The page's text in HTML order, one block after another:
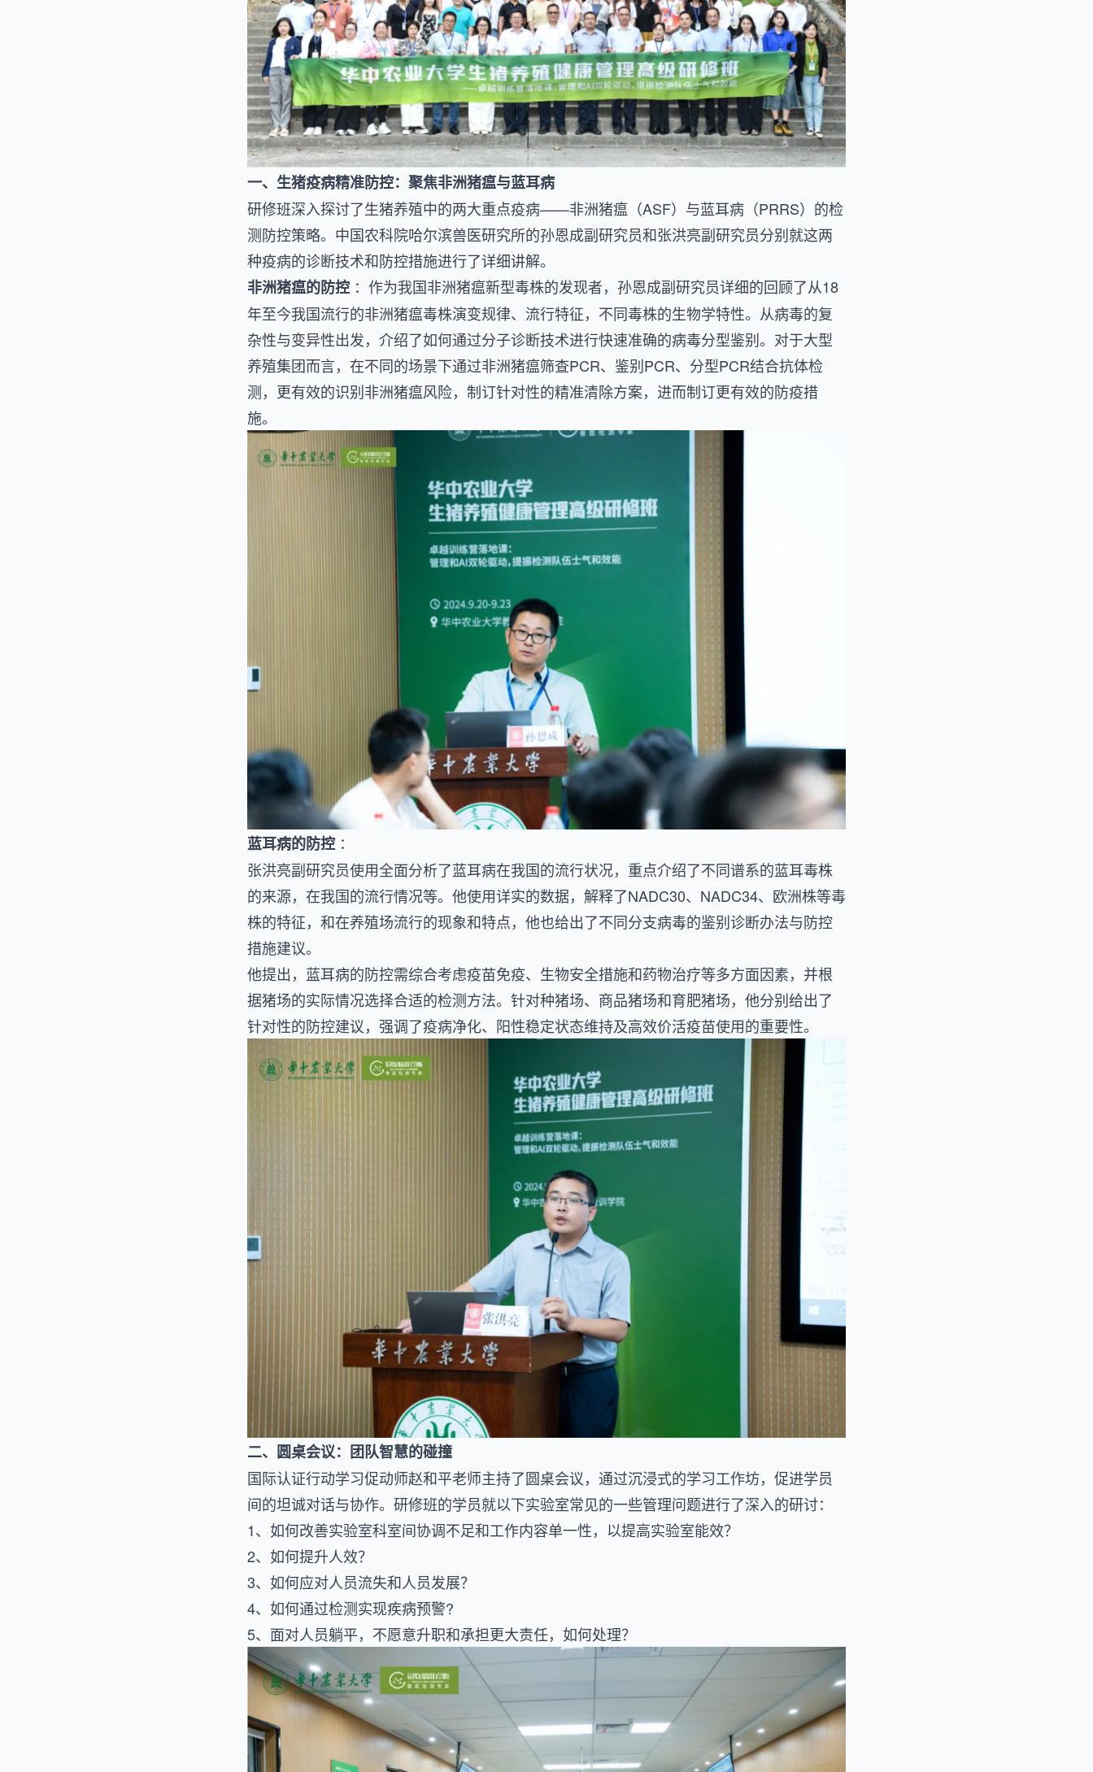
一、生猪疫病精准防控：聚焦非洲猪瘟与蓝耳病
研修班深入探讨了生猪养殖中的两大重点疫病——非洲猪瘟（ASF）与蓝耳病（PRRS）的检
测防控策略。中国农科院哈尔滨兽医研究所的孙恩成副研究员和张洪亮副研究员分别就这两
种疫病的诊断技术和防控措施进行了详细讲解。
非洲猪瘟的防控 ：作为我国非洲猪瘟新型毒株的发现者，孙恩成副研究员详细的回顾了从18
年至今我国流行的非洲猪瘟毒株演变规律、流行特征，不同毒株的生物学特性。从病毒的复
杂性与变异性出发，介绍了如何通过分子诊断技术进行快速准确的病毒分型鉴别。对于大型
养殖集团而言，在不同的场景下通过非洲猪瘟筛查PCR、鉴别PCR、分型PCR结合抗体检
测，更有效的识别非洲猪瘟风险，制订针对性的精准清除方案，进而制订更有效的防疫措
施。
蓝耳病的防控 ：
张洪亮副研究员使用全面分析了蓝耳病在我国的流行状况，重点介绍了不同谱系的蓝耳毒株
的来源，在我国的流行情况等。他使用详实的数据，解释了NADC30、NADC34、欧洲株等毒
株的特征，和在养殖场流行的现象和特点，他也给出了不同分支病毒的鉴别诊断办法与防控
措施建议。
他提出，蓝耳病的防控需综合考虑疫苗免疫、生物安全措施和药物治疗等多方面因素，并根
据猪场的实际情况选择合适的检测方法。针对种猪场、商品猪场和育肥猪场，他分别给出了
针对性的防控建议，强调了疫病净化、阳性稳定状态维持及高效价活疫苗使用的重要性。
二、圆桌会议：团队智慧的碰撞
国际认证行动学习促动师赵和平老师主持了圆桌会议，通过沉浸式的学习工作坊，促进学员
间的坦诚对话与协作。研修班的学员就以下实验室常见的一些管理问题进行了深入的研讨：
1、如何改善实验室科室间协调不足和工作内容单一性，以提高实验室能效？
2、如何提升人效？
3、如何应对人员流失和人员发展？
4、如何通过检测实现疾病预警?
5、面对人员躺平，不愿意升职和承担更大责任，如何处理？